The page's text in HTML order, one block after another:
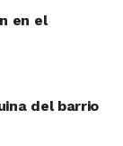
en el
del barrio